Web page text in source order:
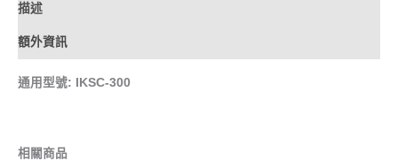
描述
額外資訊
通用型號: IKSC-300
相關商品